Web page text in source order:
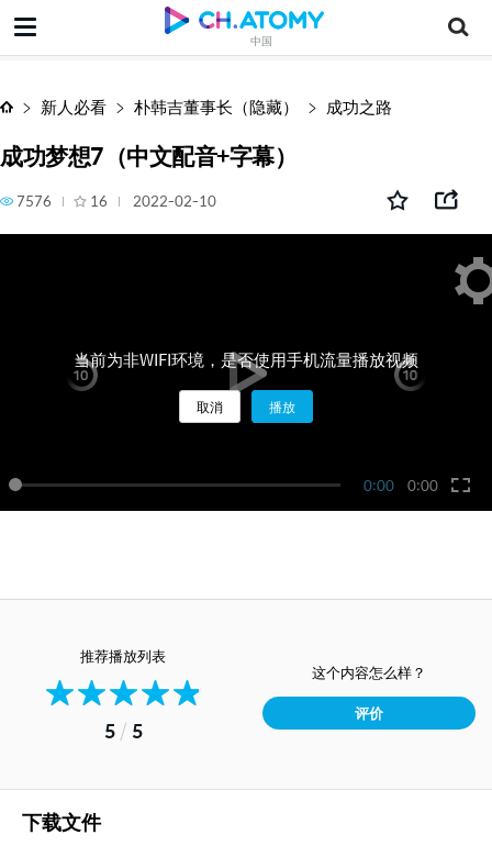
中国
成功梦想7（中文配音+字幕）
新人必看 朴韩吉董事长（隐藏） 成功之路
成功梦想7（中文配音+字幕）
7576 16 2022-02-10
0:00 0:00
当前为非WIFI环境，是否使用手机流量播放视频
取消 播放
推荐播放列表
5/ 5
这个内容怎么样？
评价
下载文件